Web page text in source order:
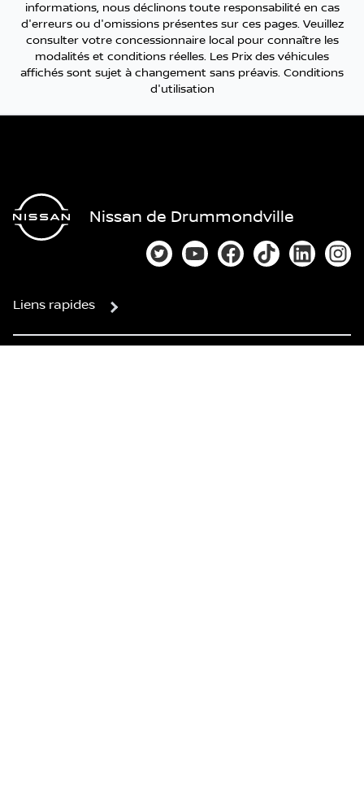
informations, nous déclinons toute responsabilité en cas
d'erreurs ou d'omissions présentes sur ces pages. Veuillez
consulter votre concessionnaire local pour connaître les
modalités et conditions réelles. Les Prix des véhicules
affichés sont sujet à changement sans préavis. Conditions
d'utilisation
Nissan de Drummondville
Lien vers notre compte Twitter
Lien vers notre chaîne
Lien vers notre page
Lien vers notre
Lien vers
Liens rapides